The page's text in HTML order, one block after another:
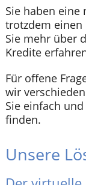
Sie haben eine
trotzdem einen
Sie mehr über
Kredite
Für offene
wir
Sie einfach
finden.
Unsere